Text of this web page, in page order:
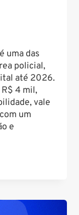
uma das
policial,
até 2026.
4 mil,
vale
um
e